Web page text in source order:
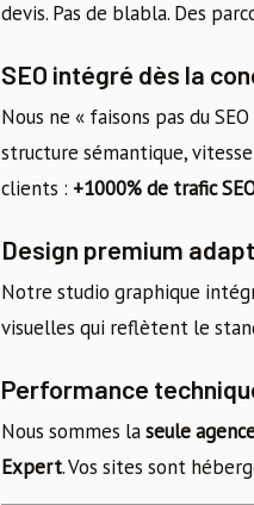
devis. Pas de blabla. Des
SEO intégré dès la
Nous ne « faisons pas du
structure sémantique,
clients : +1000% de trafic
Design premium
Notre studio graphique
visuelles qui reflètent le
Performance
Nous sommes laseule
Expert. Vos sites sont